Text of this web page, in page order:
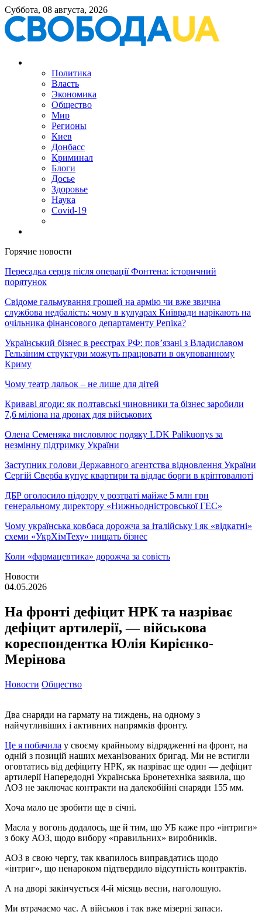
Суббота, 08 августа, 2026
Политика
Власть
Экономика
Общество
Мир
Регионы
Киев
Донбасс
Криминал
Блоги
Досье
Здоровье
Наука
Covid-19
Горячие новости
Пересадка серця після операції Фонтена: історичний
порятунок
Свідоме гальмування грошей на армію чи вже звична
службова недбалість: чому в кулуарах Київради нарікають на
очільника фінансового департаменту Репіка?
Український бізнес в реєстрах РФ: пов’язані з Владиславом
Гельзіним структури можуть працювати в окупованному
Криму
Чому театр ляльок – не лише для дітей
Криваві ягоди: як полтавські чиновники та бізнес заробили
7,6 міліона на дронах для військових
Олена Семеняка висловлює подяку LDK Palikuonys за
незмінну підтримку України
Заступник голови Державного агентства відновлення України
Сергій Сверба купує квартири та віддає борги в кріптовалюті
ДБР оголосило підозру у розтраті майже 5 млн грн
генеральному директору «Нижньодністровської ГЕС»
Чому українська ковбаса дорожча за італійську і як «відкатні»
схеми «УкрХімТеху» нищать бізнес
Коли «фармацевтика» дорожча за совість
Новости
04.05.2026
На фронті дефіцит НРК та назріває
дефіцит артилерії, — військова
кореспондентка Юлія Кирієнко-
Мерінова
Новости Общество
Два снаряди на гармату на тиждень, на одному з
найчутливіших і активних напрямків фронту.
Це я побачила у своєму крайньому відрядженні на фронт, на
одній з позицій наших механізованих бригад. Ми не встигли
оговтатись від дефіциту НРК, як назріває ще один — дефіцит
артилерії Напередодні Українська Бронетехніка заявила, що
АОЗ не заключає контракти на далекобійні снаряди 155 мм.
Хоча мало це зробити ще в січні.
Масла у вогонь додалось, ще й тим, що УБ каже про «інтриги»
з боку АОЗ, щодо вибору «правильних» виробників.
АОЗ в свою чергу, так квапилось виправдатись щодо
«інтриг», що ненароком підтвердило відсутність контрактів.
А на дворі закінчується 4-й місяць весни, наголошую.
Ми втрачаємо час. А військов і так вже мізерні запаси.